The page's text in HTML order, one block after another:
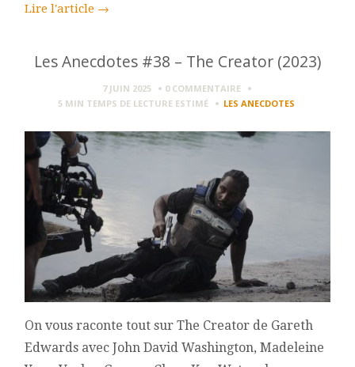
Lire l'article →
Les Anecdotes #38 – The Creator (2023)
7 JUIN 2025
0 COMMENTAIRE
5 MIN TEMPS DE LECTURE ESTIMÉ LES ANECDOTES
On vous raconte tout sur The Creator de Gareth
Edwards avec John David Washington, Madeleine